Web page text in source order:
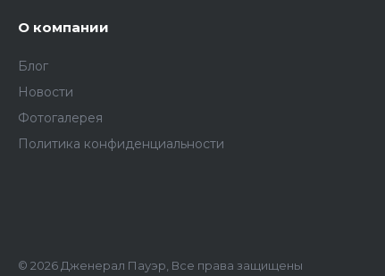
О компании
Блог
Новости
Фотогалерея
Политика конфиденциальности
© 2026 Дженерал Пауэр, Все права защищены